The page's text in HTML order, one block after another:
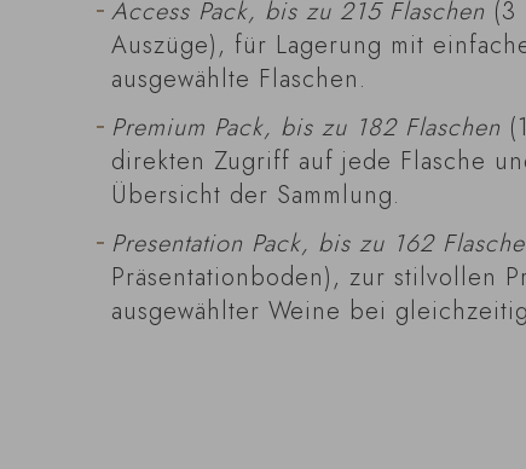
Access Pack, bis zu 215 Flaschen (3
Auszüge), für Lagerung mit
ausgewählte Flaschen.
Premium Pack, bis zu 182 Flaschen
direkten Zugriff auf jede Flasche
Übersicht der Sammlung.
Presentation Pack, bis zu 162
Präsentationboden), zur stilvollen
ausgewählter Weine bei